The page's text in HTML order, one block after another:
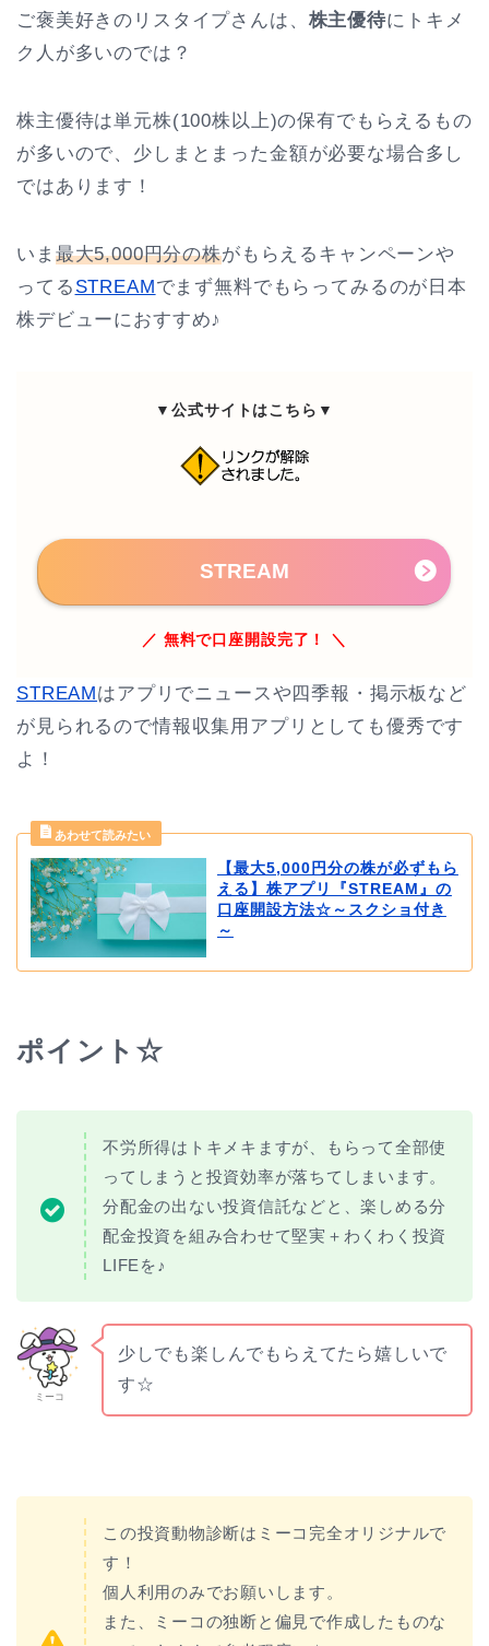
ご褒美好きのリスタイプさんは、 株主優待にトキメ
ク人が多いのでは？
株主優待は単元株(100株以上)の保有でもらえるもの
が多いので、少しまとまった金額が必要な場合多し
ではあります！
いま 最大5,000円分の株がもらえるキャンペーンや
ってる STREAMでまず無料でもらってみるのが日本
株デビューにおすすめ♪
▼公式サイトはこちら▼
STREAM
／ 無料で口座開設完了！ ＼
STREAMはアプリでニュースや四季報・掲示板など
が見られるので情報収集用アプリとしても優秀です
よ！
【最大5,000円分の株が必ずもら
える】株アプリ『STREAM』の
口座開設方法☆～スクショ付き
～
ポイント☆
不労所得はトキメキますが、もらって全部使
ってしまうと投資効率が落ちてしまいます。
分配金の出ない投資信託などと、楽しめる分
配金投資を組み合わせて堅実＋わくわく投資
LIFEを♪
ミーコ
少しでも楽しんでもらえてたら嬉しいで
す☆
この投資動物診断はミーコ完全オリジナルで
す！
個人利用のみでお願いします。
また、ミーコの独断と偏見で作成したものな